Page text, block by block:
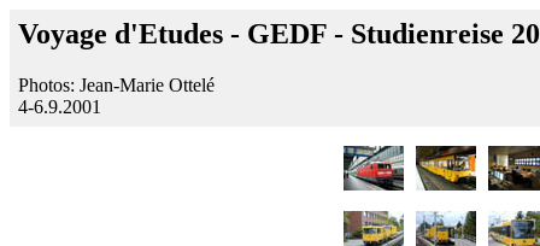
Voyage d'Etudes - GEDF - Studienreise
Photos: Jean-Marie Ottelé
4-6.9.2001